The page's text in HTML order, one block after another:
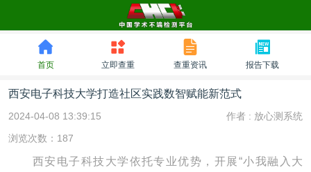
首页 立即查重 查重资讯 报告下载
西安电子科技大学打造社区实践数智赋能新范式
2024-04-08 13:39:15 作者 : 放心测系统
浏览次数：187
西安电子科技大学依托专业优势，开展“小我融入大